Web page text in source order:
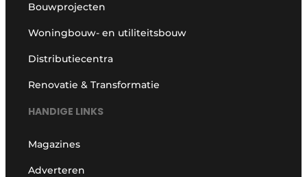
Bouwprojecten
Woningbouw- en utiliteitsbouw
Distributiecentra
Renovatie & Transformatie
HANDIGE LINKS
Magazines
Adverteren